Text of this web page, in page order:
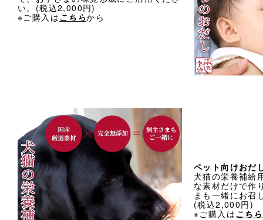
い。(税込2,000円)
※ご購入は こちらから
ペット向けおだ
犬猫の栄養補給
な素材だけで作
まも一緒にお召
(税込2,000円)
※ご購入は こちら